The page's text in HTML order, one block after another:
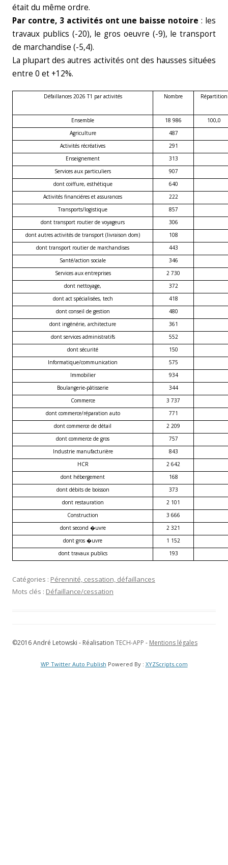
était du même ordre.
Par contre, 3 activités ont une baisse notoire : les
travaux publics (-20), le gros oeuvre (-9), le transport
de marchandise (-5,4).
La plupart des autres activités ont des hausses situées
entre 0 et +12%.
Défaillances 2026 T1 par activités Nombre Répartition
Ensemble 18 986
100,0
Agriculture
487
Activités récréatives
291
Enseignement
313
Services aux particuliers
907
dont coiffure, esthétique
640
Activités financiéres et assurances
222
Transports/logistique
857
dont transport routier de voyageurs
306
dont autres activités de transport (livraison dom)
108
dont transport routier de marchandises
443
Santé/action sociale
346
Services aux entreprises
2 730
dont nettoyage,
372
dont act spécialisées, tech
418
dont conseil de gestion
480
dont ingénérie, architecture
361
dont services administratifs
552
dont sécurité
150
Informatique/communication
575
Immobilier
934
Boulangerie-pâtisserie
344
Commerce
3 737
dont commerce/réparation auto
771
dont commerce de détail
2 209
dont commerce de gros
757
Industrie manufacturière
843
HCR
2 642
dont hébergement
168
dont débits de boisson
373
dont restauration
2 101
Construction
3 666
dont second �uvre
2 321
dont gros �uvre
1 152
dont travaux publics
193
Catégories : Pérennité, cessation, défaillances
Mots clés : Défaillance/cessation
©2016 André Letowski - Réalisation TECH-APP - Mentions légales
WP Twitter Auto Publish Powered By : XYZScripts.com